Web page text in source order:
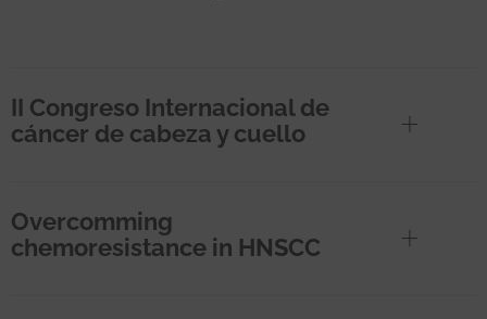
II Congreso Internacional de
cáncer de cabeza y cuello
Overcomming
chemoresistance in HNSCC